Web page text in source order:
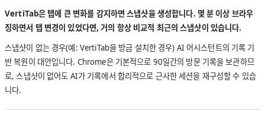
VertiTab은 탭에 큰 변화를 감지하면 스냅샷을 생성합니다. 몇 분 이상 브라우
징하면서 탭 변경이 있었다면, 거의 항상 비교적 최근의 스냅샷이 있습니다.
스냅샷이 없는 경우(예: VertiTab을 방금 설치한 경우) AI 어시스턴트의 기록 기
반 복원이 대안입니다. Chrome은 기본적으로 90일간의 방문 기록을 보관하므
로, 스냅샷이 없어도 AI가 기록에서 합리적으로 근사한 세션을 재구성할 수 있습
니다.